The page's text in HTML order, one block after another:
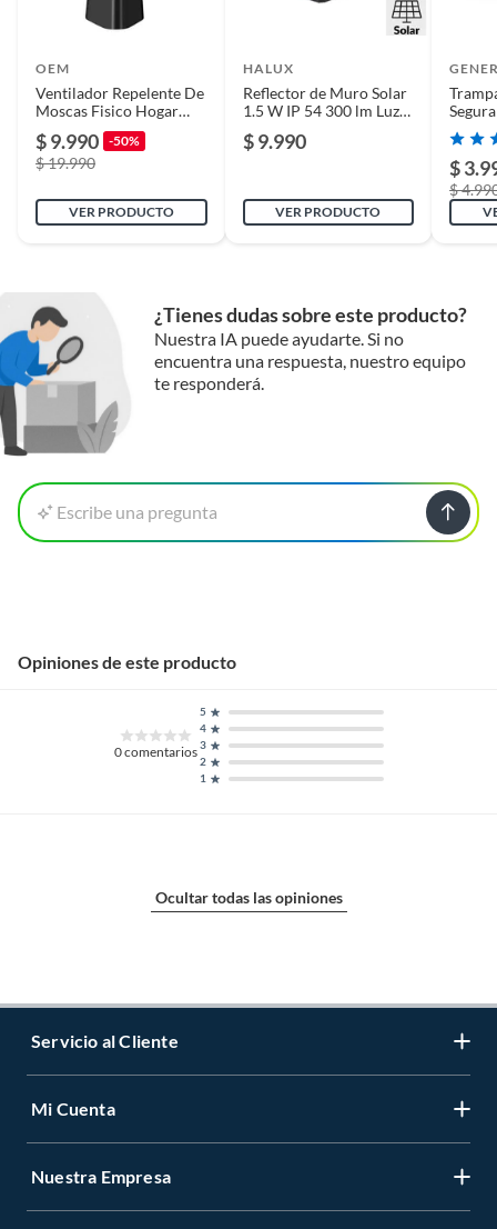
OEM
Ventilador Repelente De
Moscas Fisico Hogar
$ 9.990 -50%
$ 19.990
VER PRODUCTO
HALUX
Reflector de Muro Solar
1.5 W IP 54 300 lm Luz
$ 9.990
VER PRODUCTO
$
$
¿Tienes dudas sobre este producto?
Nuestra IA puede ayudarte. Si no
encuentra una respuesta, nuestro equipo
te responderá.
Escribe una pregunta
Opiniones de este producto
0comentarios
1
2
3
4
5
Ocultar todas las opiniones
Servicio al Cliente
Contáctanos
Mi Cuenta
Registrate
Nuestra Empresa